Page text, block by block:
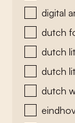
digital
dutch
dutch
dutch
dutch